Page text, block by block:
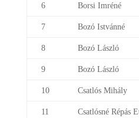
6 Borsi Imréné
7 Bozó Istvánné
8 Bozó László
9 Bozó László
10 Csatlós Mihály
11 Csatlósné Répás